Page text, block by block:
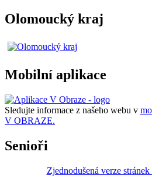
Olomoucký kraj
Mobilní aplikace
Sledujte informace z našeho webu v
V OBRAZE.
Senioři
Zjednodušená verze